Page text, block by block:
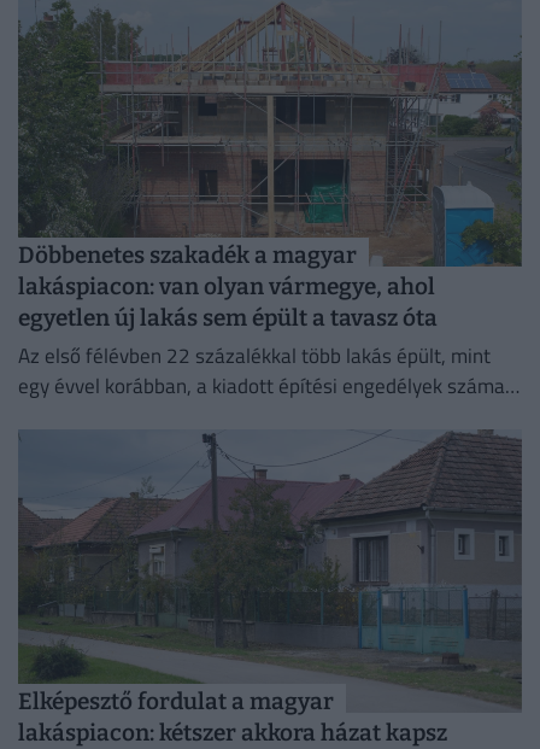
Döbbenetes szakadék a magyar
lakáspiacon: van olyan vármegye, ahol
egyetlen új lakás sem épült a tavasz óta
Az első félévben 22 százalékkal több lakás épült, mint
egy évvel korábban, a kiadott építési engedélyek száma
Elképesztő fordulat a magyar
lakáspiacon: kétszer akkora házat kapsz